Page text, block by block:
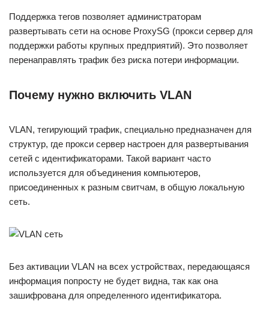
Поддержка тегов позволяет администраторам
развертывать сети на основе ProxySG (прокси сервер для
поддержки работы крупных предприятий). Это позволяет
перенаправлять трафик без риска потери информации.
Почему нужно включить VLAN
VLAN, тегирующий трафик, специально предназначен для
структур, где прокси сервер настроен для развертывания
сетей с идентификаторами. Такой вариант часто
используется для объединения компьютеров,
присоединенных к разным свитчам, в общую локальную
сеть.
Без активации VLAN на всех устройствах, передающаяся
информация попросту не будет видна, так как она
зашифрована для определенного идентификатора.